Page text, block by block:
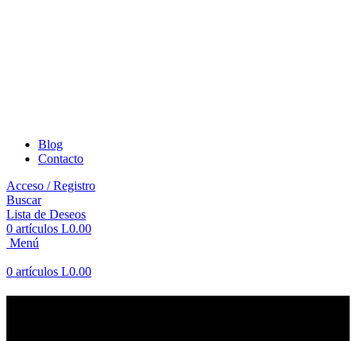
Blog
Contacto
Acceso / Registro
Buscar
Lista de Deseos
0 artículos L0.00
Menú
0 artículos L0.00